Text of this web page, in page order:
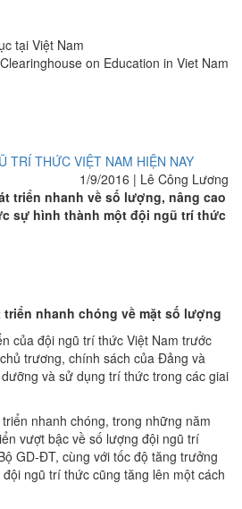
tại Việt Nam
on Education in Viet Nam
TRÍ THỨC VIỆT NAM HIỆN NAY
1/9/2016 | Lê Công Lương
triển nhanh về số lượng, nâng cao
sự hình thành một đội ngũ trí thức
nhanh chóng về mặt số lượng
của đội ngũ trí thức Việt Nam trước
trương, chính sách của Đảng và
và sử dụng trí thức trong các giai
nhanh chóng, trong những năm
vượt bậc về số lượng đội ngũ trí
GD-ĐT, cùng với tốc độ tăng trưởng
ngũ trí thức cũng tăng lên một cách